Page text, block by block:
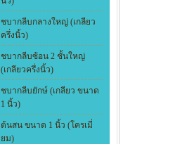
ชบากลีบกลางใหญ่ (เกลียว
ครึ่งนิ้ว)
ชบากลีบซ้อน 2 ชั้นใหญ่
(เกลียวครึ่งนิ้ว)
ชบากลีบยักษ์ (เกลียว ขนาด
1 นิ้ว)
ต้นสน ขนาด 1 นิ้ว (โครเมี่
ยม)